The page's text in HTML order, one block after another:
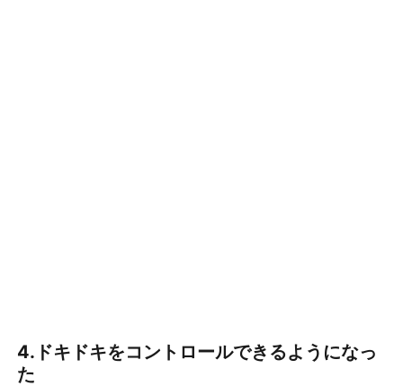
4.ドキドキをコントロールできるようになっ
た